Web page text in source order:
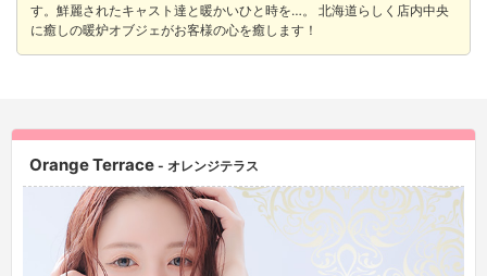
す。鮮麗されたキャスト達と暖かいひと時を…。 北海道らしく店内中央
に癒しの暖炉オブジェがお客様の心を癒します！
Orange Terrace - オレンジテラス